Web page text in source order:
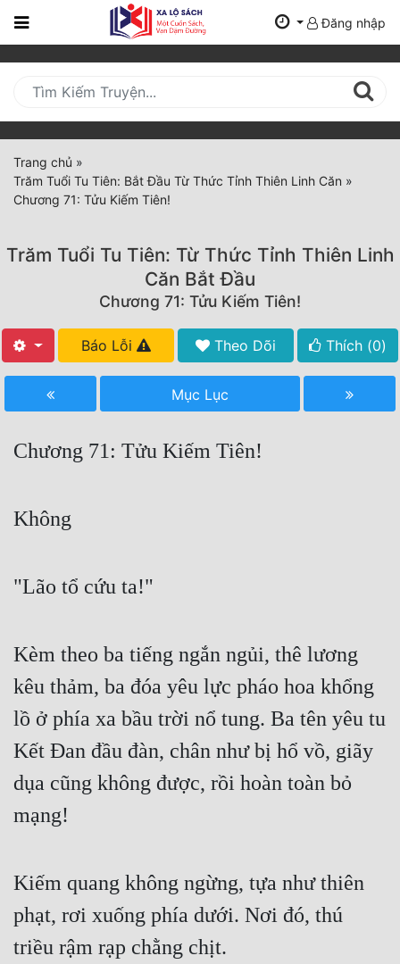
Trang
Mới
Cập
Nhật
(current)
BXH
Truyện Mới Ra
Hoàn Thành
Hậu Cung
Truyện Dịch
Cạnh Kỹ
Cổ Tiên Hiệp
Cổ Đại
Dã Sử
Dị Giới
Dị Năng
Đăng nhập
Trang chủ »
Trăm Tuổi Tu Tiên: Bắt Đầu Từ Thức Tỉnh Thiên Linh Căn »
Chương 71: Tửu Kiếm Tiên!
Trăm Tuổi Tu Tiên: Từ Thức Tỉnh Thiên Linh
Căn Bắt Đầu
Chương 71: Tửu Kiếm Tiên!
Báo Lỗi Theo Dõi Thích (0)
Mục Lục
Chương 71: Tửu Kiếm Tiên!
Không
"Lão tổ cứu ta!"
Kèm theo ba tiếng ngắn ngủi, thê lương
kêu thảm, ba đóa yêu lực pháo hoa khổng
lồ ở phía xa bầu trời nổ tung. Ba tên yêu tu
Kết Đan đầu đàn, chân như bị hổ vồ, giãy
dụa cũng không được, rồi hoàn toàn bỏ
mạng!
Kiếm quang không ngừng, tựa như thiên
phạt, rơi xuống phía dưới. Nơi đó, thú
triều rậm rạp chằng chịt.